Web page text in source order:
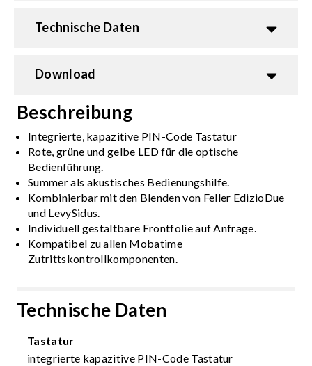
Technische Daten
Download
Beschreibung
Integrierte, kapazitive PIN-Code Tastatur
Rote, grüne und gelbe LED für die optische
Bedienführung.
Summer als akustisches Bedienungshilfe.
Kombinierbar mit den Blenden von Feller EdizioDue
und LevySidus.
Individuell gestaltbare Frontfolie auf Anfrage.
Kompatibel zu allen Mobatime
Zutrittskontrollkomponenten.
Technische Daten
Tastatur
integrierte kapazitive PIN-Code Tastatur